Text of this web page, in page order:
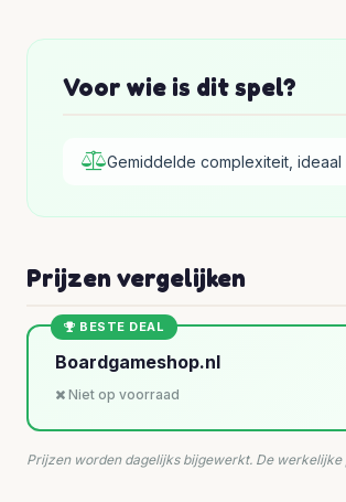
Voor wie is dit spel?
Gemiddelde complexiteit,
Prijzen vergelijken
BESTE DEAL
Boardgameshop.nl
Niet op voorraad
Prijzen worden dagelijks bijgewerkt. De